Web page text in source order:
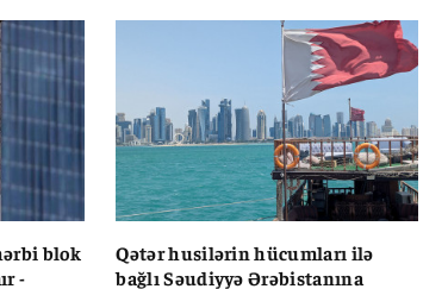
blok
-
Qətər husilərin hücumları ilə
bağlı Səudiyyə Ərəbistanına